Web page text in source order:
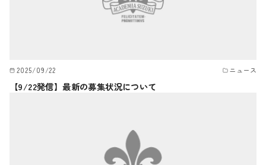
2025/09/22 ニュース
【9/22発信】最新の募集状況について